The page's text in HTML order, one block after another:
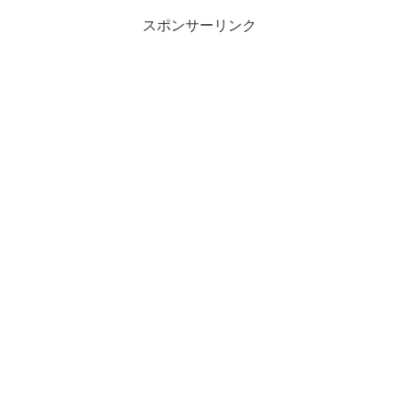
スポンサーリンク